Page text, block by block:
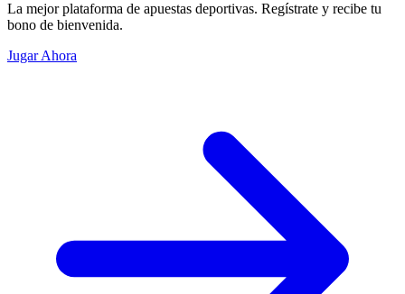
La mejor plataforma de apuestas deportivas. Regístrate y recibe tu
bono de bienvenida.
Jugar Ahora